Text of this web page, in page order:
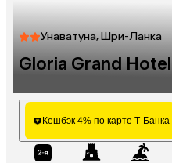
Унаватуна, Шри-Ланка
Gloria Grand Hotel
Кешбэк 4% по карте Т-Банка